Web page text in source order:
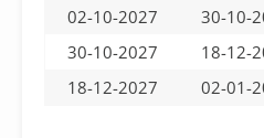
02-10-2027
30-10-
30-10-2027
18-12-
18-12-2027
02-01-